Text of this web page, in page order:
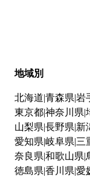
地域別
北海道 青森県 岩
東京都神奈川県
山梨県 長野県 新
愛知県 岐阜県 三
奈良県 和歌山県
徳島県 香川県 愛